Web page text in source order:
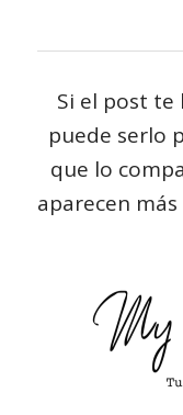
Si el post te
puede serlo
que lo
aparecen